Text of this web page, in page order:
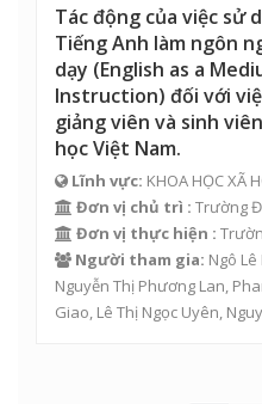
Tác động của việc sử
Tiếng Anh làm ngôn
dạy (English as a
Instruction) đối với
giảng viên và sinh
học Việt Nam.
Lĩnh vực: KHOA HỌC XÃ
Đơn vị chủ trì : Trường
Đơn vị thực hiện :
Người tham gia: Ngô
Nguyễn Thị Phương Lan,
Giao, Lê Thị Ngọc Uyên,